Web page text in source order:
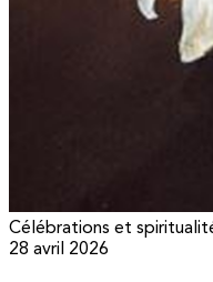
Célébrations et
28 avril 2026